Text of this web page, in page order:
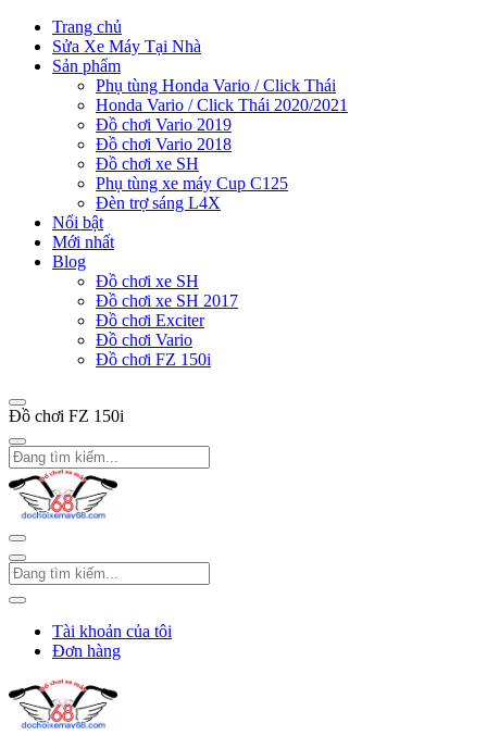
Trang chủ
Sửa Xe Máy Tại Nhà
Sản phẩm
Phụ tùng Honda Vario / Click Thái
Honda Vario / Click Thái 2020/2021
Đồ chơi Vario 2019
Đồ chơi Vario 2018
Đồ chơi xe SH
Phụ tùng xe máy Cup C125
Đèn trợ sáng L4X
Nổi bật
Mới nhất
Blog
Đồ chơi xe SH
Đồ chơi xe SH 2017
Đồ chơi Exciter
Đồ chơi Vario
Đồ chơi FZ 150i
Đồ chơi FZ 150i
Tài khoản của tôi
Đơn hàng